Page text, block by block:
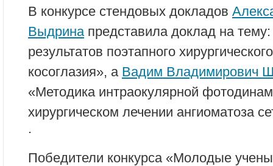
В конкурсе стендовых докладов
Выдрина представила доклад на
результатов поэтапного
косоглазия», а Вадим Владимирович
«Методика интраокулярной
хирургическом лечении ангиоматоза
.
Победители конкурса «Молодые